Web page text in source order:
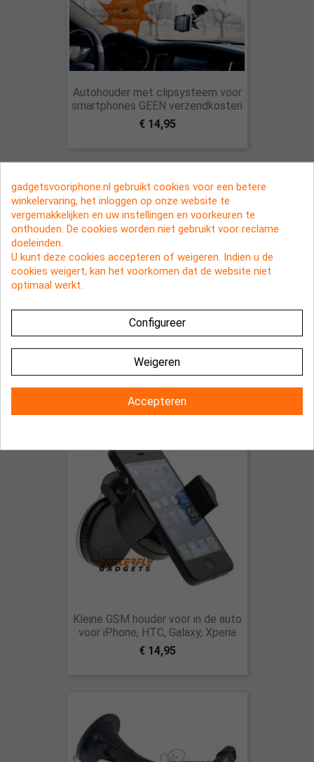
Autohouder met clipsysteem voor
smartphones GEEN verzendkosten
€ 14,95
Stabiele autohouder voor de
Samsung Galaxy S4 met zuignap -
€ 9,95
Kleine GSM houder voor in de auto
voor iPhone, HTC, Galaxy, Xperia
€ 14,95
gadgetsvooriphone.nl gebruikt cookies voor een betere
winkelervaring, het inloggen op onze website te
vergemakkelijken en uw instellingen en voorkeuren te
onthouden. De cookies worden niet gebruikt voor reclame
doeleinden.
U kunt deze cookies accepteren of weigeren. Indien u de
cookies weigert, kan het voorkomen dat de website niet
optimaal werkt.
Configureer
Weigeren
Accepteren